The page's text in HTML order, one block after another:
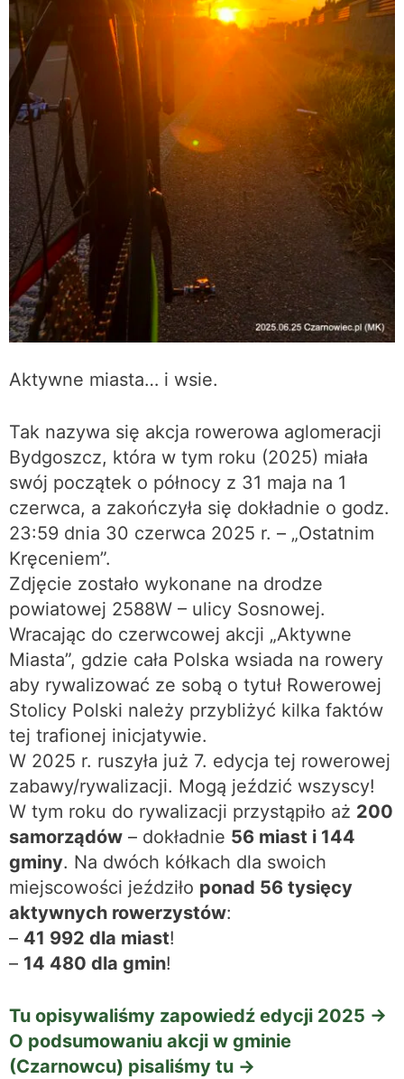
Aktywne miasta… i wsie.
Tak nazywa się akcja rowerowa aglomeracji
Bydgoszcz, która w tym roku (2025) miała
swój początek o północy z 31 maja na 1
czerwca, a zakończyła się dokładnie o godz.
23:59 dnia 30 czerwca 2025 r. – „Ostatnim
Kręceniem”.
Zdjęcie zostało wykonane na drodze
powiatowej 2588W – ulicy Sosnowej.
Wracając do czerwcowej akcji „Aktywne
Miasta”, gdzie cała Polska wsiada na rowery
aby rywalizować ze sobą o tytuł Rowerowej
Stolicy Polski należy przybliżyć kilka faktów
tej trafionej inicjatywie.
W 2025 r. ruszyła już 7. edycja tej rowerowej
zabawy/rywalizacji. Mogą jeździć wszyscy!
W tym roku do rywalizacji przystąpiło aż 200
samorządów – dokładnie 56 miast i 144
gminy. Na dwóch kółkach dla swoich
miejscowości jeździło ponad 56 tysięcy
aktywnych rowerzystów:
– 41 992 dla miast!
– 14 480 dla gmin!
Tu opisywaliśmy zapowiedź edycji 2025 ->
O podsumowaniu akcji w gminie
(Czarnowcu) pisaliśmy tu ->